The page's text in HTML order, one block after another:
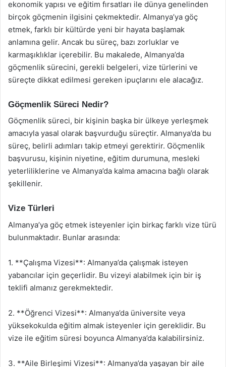
ekonomik yapısı ve eğitim fırsatları ile dünya genelinden
birçok göçmenin ilgisini çekmektedir. Almanya’ya göç
etmek, farklı bir kültürde yeni bir hayata başlamak
anlamına gelir. Ancak bu süreç, bazı zorluklar ve
karmaşıklıklar içerebilir. Bu makalede, Almanya’da
göçmenlik sürecini, gerekli belgeleri, vize türlerini ve
süreçte dikkat edilmesi gereken ipuçlarını ele alacağız.
Göçmenlik Süreci Nedir?
Göçmenlik süreci, bir kişinin başka bir ülkeye yerleşmek
amacıyla yasal olarak başvurduğu süreçtir. Almanya’da bu
süreç, belirli adımları takip etmeyi gerektirir. Göçmenlik
başvurusu, kişinin niyetine, eğitim durumuna, mesleki
yeterliliklerine ve Almanya’da kalma amacına bağlı olarak
şekillenir.
Vize Türleri
Almanya’ya göç etmek isteyenler için birkaç farklı vize türü
bulunmaktadır. Bunlar arasında:
1. **Çalışma Vizesi**: Almanya’da çalışmak isteyen
yabancılar için geçerlidir. Bu vizeyi alabilmek için bir iş
teklifi almanız gerekmektedir.
2. **Öğrenci Vizesi**: Almanya’da üniversite veya
yüksekokulda eğitim almak isteyenler için gereklidir. Bu
vize ile eğitim süresi boyunca Almanya’da kalabilirsiniz.
3. **Aile Birleşimi Vizesi**: Almanya’da yaşayan bir aile